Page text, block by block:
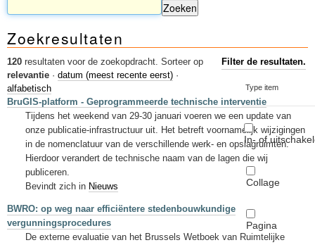
Stedenbouwkundige vergunning
Cartografie
Studies en publicaties
Sleutelwoorden
Stedenbouwkundige inlichtingen
Zoekresultaten
120 resultaten voor de zoekopdracht. Filter de resultaten.
Type item
In- of
Collage
Pagina
Sorteer op
relevantie · datum (meest recente eerst) ·
alfabetisch
BruGIS-platform - Geprogrammeerde technische interventie
Tijdens het weekend van 29-30 januari voeren we een update van
onze publicatie-infrastructuur uit. Het betreft voornamelijk wijzigingen
in de nomenclatuur van de verschillende werk- en opslagruimten.
Hierdoor verandert de technische naam van de lagen die wij
publiceren.
Bevindt zich in Nieuws
BWRO: op weg naar efficiëntere stedenbouwkundige
vergunningsprocedures
De externe evaluatie van het Brussels Wetboek van Ruimtelijke